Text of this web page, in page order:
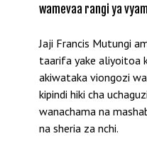
wamevaa rangi ya
Jaji Francis Mutungi
taarifa yake aliyoitoa
akiwataka viongozi
kipindi hiki cha
wanachama na
na sheria za nchi.